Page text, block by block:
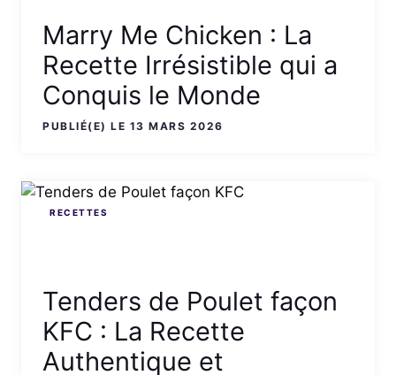
Marry Me Chicken : La
Recette Irrésistible qui a
Conquis le Monde
PUBLIÉ(E) LE 13 MARS 2026
RECETTES
Tenders de Poulet façon
KFC : La Recette
Authentique et